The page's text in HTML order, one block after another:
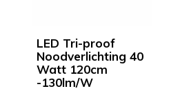
LED Tri-proof
Noodverlichting 40
Watt 120cm
-130lm/W